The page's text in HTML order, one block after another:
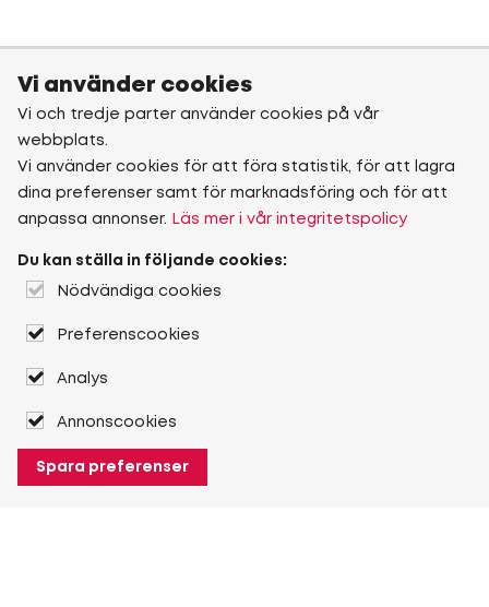
Vi använder cookies
Vi och tredje parter använder cookies på vår
webbplats.
Vi använder cookies för att föra statistik, för att lagra
dina preferenser samt för marknadsföring och för att
anpassa annonser.
Läs mer i vår integritetspolicy
Du kan ställa in följande cookies:
Nödvändiga cookies
Preferenscookies
Analys
Annonscookies
Spara preferenser